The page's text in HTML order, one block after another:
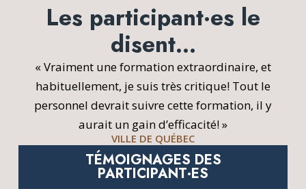
Les participant·es le
disent…
« Vraiment une formation extraordinaire, et
habituellement, je suis très critique! Tout le
personnel devrait suivre cette formation, il y
aurait un gain d’efficacité! »
VILLE DE QUÉBEC
TÉMOIGNAGES DES
PARTICIPANT·ES